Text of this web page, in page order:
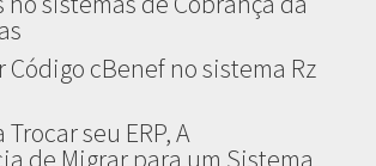
Código cBenef no sistema Rz
seu ERP, A
de Migrar para um Sistema